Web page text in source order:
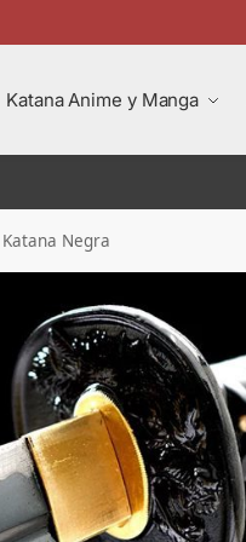
Katana Anime y Manga
Katana Negra